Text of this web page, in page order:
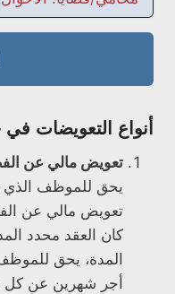
أنواع التعويضات
تعويض مالي عن
يحق للموظف الذي
تعويض مالي عن
كان العقد محدد
المدة، يحق
أجر شهرين عن كل